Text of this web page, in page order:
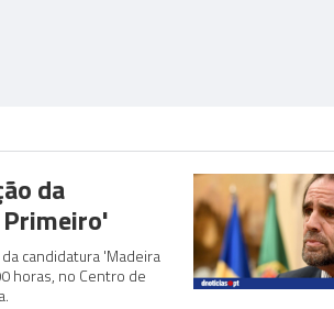
da
candidatura 'Madeira
horas, no Centro de